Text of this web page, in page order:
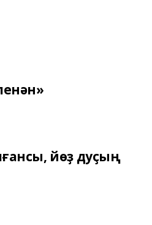
йөҙ дуҫың